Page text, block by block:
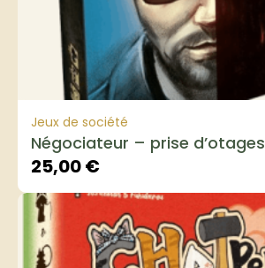
Jeux de société
Négociateur – prise d’otages
25,00€